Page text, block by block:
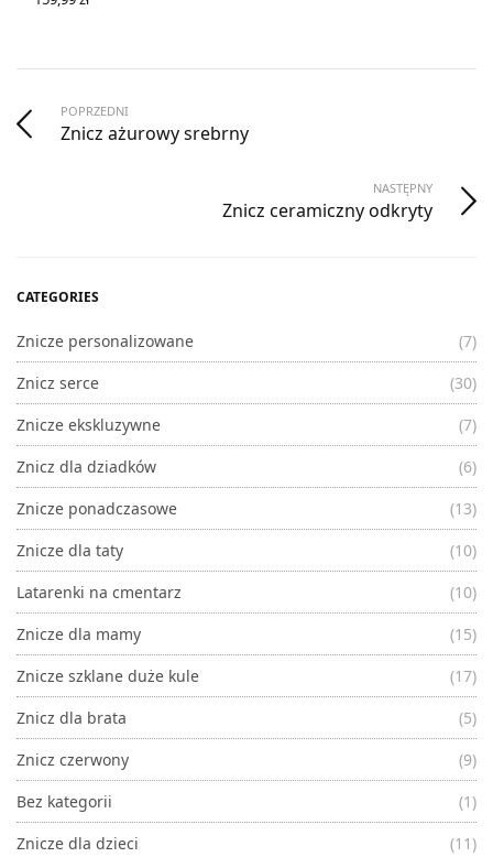
POPRZEDNI
Znicz ażurowy srebrny
NASTĘPNY
Znicz ceramiczny odkryty
CATEGORIES
Znicze personalizowane
(7)
Znicz serce
(30)
Znicze ekskluzywne
(7)
Znicz dla dziadków
(6)
Znicze ponadczasowe
(13)
Znicze dla taty
(10)
Latarenki na cmentarz
(10)
Znicze dla mamy
(15)
Znicze szklane duże kule
(17)
Znicz dla brata
(5)
Znicz czerwony
(9)
Bez kategorii
(1)
Znicze dla dzieci
(11)